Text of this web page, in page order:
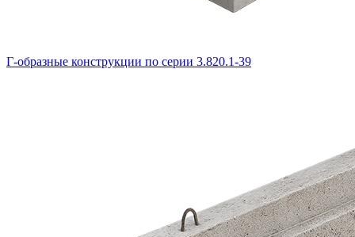
Г-образные конструкции по серии 3.820.1-39